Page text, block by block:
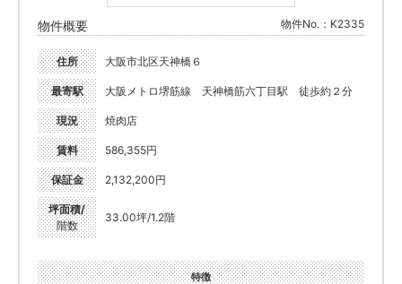
物件概要 物件No.：K2335
住所 大阪市北区天神橋６
最寄駅 大阪メトロ堺筋線 天神橋筋六丁目駅 徒歩約２分
現況 焼肉店
賃料 586,355円
保証金 2,132,200円
坪面積/
階数
33.00坪/1.2階
特徴